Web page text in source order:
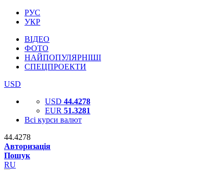
РУС
УКР
ВІДЕО
ФОТО
НАЙПОПУЛЯРНІШІ
СПЕЦПРОЕКТИ
USD
USD 44.4278
EUR 51.3281
Всі курси валют
44.4278
Авторизація
Пошук
RU